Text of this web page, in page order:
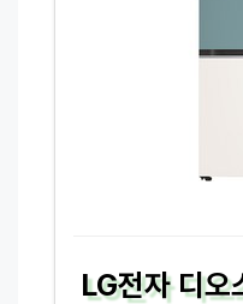
LG전자 디오